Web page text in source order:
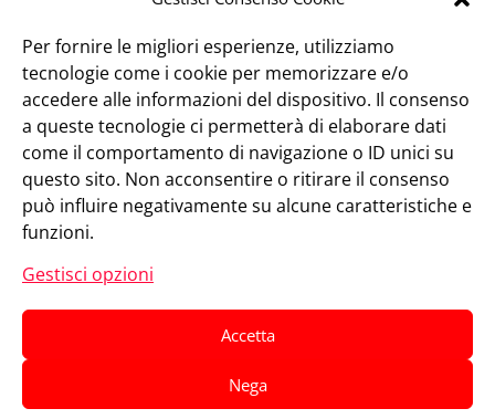
Per fornire le migliori esperienze, utilizziamo
tecnologie come i cookie per memorizzare e/o
accedere alle informazioni del dispositivo. Il consenso
a queste tecnologie ci permetterà di elaborare dati
come il comportamento di navigazione o ID unici su
questo sito. Non acconsentire o ritirare il consenso
può influire negativamente su alcune caratteristiche e
funzioni.
Gestisci opzioni
Accetta
Nega